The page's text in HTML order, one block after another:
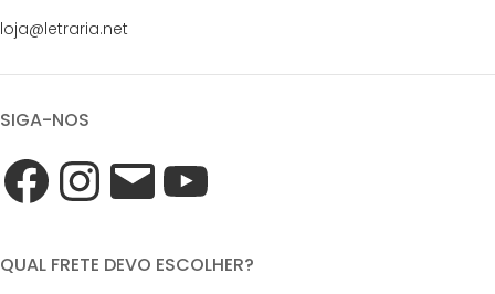
loja@letraria.net
SIGA-NOS
QUAL FRETE DEVO ESCOLHER?